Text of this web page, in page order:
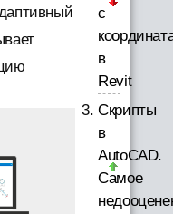
с
в
Revit
Скрипты
в
AutoCAD.
Самое